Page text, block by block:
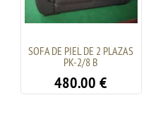
SOFA DE PIEL DE 2 PLAZAS
PK-2/8 B
480.00 €